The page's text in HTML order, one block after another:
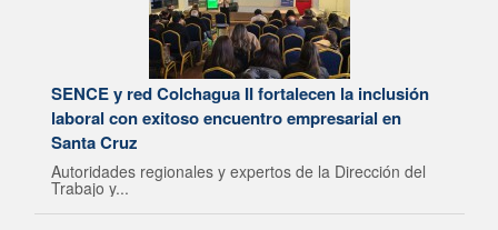
SENCE y red Colchagua II fortalecen la inclusión
laboral con exitoso encuentro empresarial en
Santa Cruz
Autoridades regionales y expertos de la Dirección del
Trabajo y...